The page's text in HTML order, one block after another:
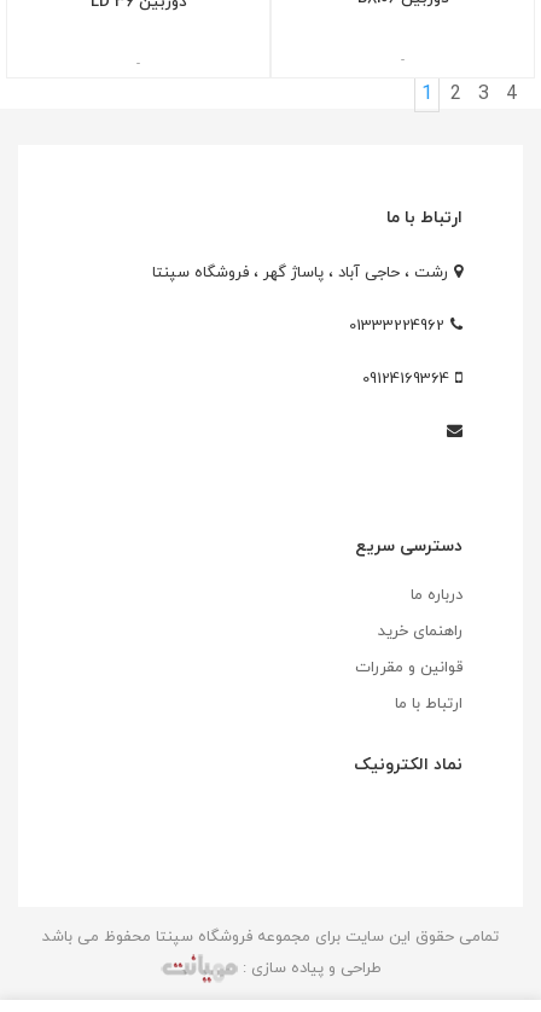
-
-
1 2 3 4
ارتباط با ما
رشت ، حاجی آباد ، پاساژ گهر ، فروشگاه سپنتا
01333224962
09124169364
دسترسی سریع
درباره ما
راهنمای خرید
قوانین و مقررات
ارتباط با ما
نماد الکترونیک
تمامی حقوق این سایت برای مجموعه فروشگاه سپنتا محفوظ می باشد
طراحی و پیاده سازی :